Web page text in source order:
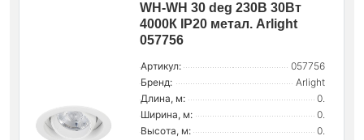
WH-WH 30 deg 230В 30Вт
4000К IP20 метал. Arlight
057756
Артикул:
057756
Бренд:
Arlight
Длина, м:
0.
Ширина, м:
0.
Высота, м:
0.